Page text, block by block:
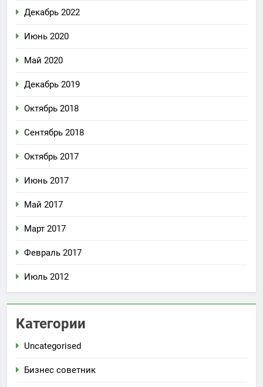
Декабрь 2022
Июнь 2020
Май 2020
Декабрь 2019
Октябрь 2018
Сентябрь 2018
Октябрь 2017
Июнь 2017
Май 2017
Март 2017
Февраль 2017
Июль 2012
Категории
Uncategorised
Бизнес советник